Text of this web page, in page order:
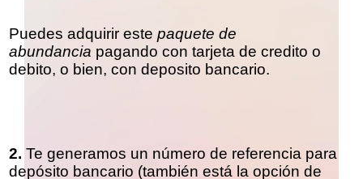
Puedes adquirir estepaquete de
abundancia pagando con tarjeta de credito o
debito, o bien, con deposito bancario.
2.Te generamos un número de referencia para
depósito bancario (también está la opción de